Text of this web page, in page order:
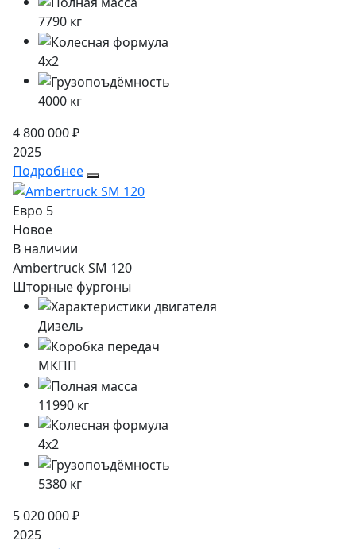
7790 кг
4x2
4000 кг
4 800 000 ₽
2025
Подробнее
Евро 5
Новое
В наличии
Ambertruck SM 120
Шторные фургоны
Дизель
МКПП
11990 кг
4x2
5380 кг
5 020 000 ₽
2025